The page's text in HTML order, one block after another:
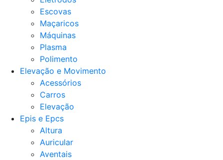
Escovas
Maçaricos
Máquinas
Plasma
Polimento
Elevação e Movimento
Acessórios
Carros
Elevação
Epis e Epcs
Altura
Auricular
Aventais